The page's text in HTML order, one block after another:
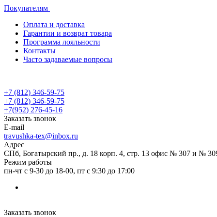
Покупателям
Оплата и доставка
Гарантии и возврат товара
Программа лояльности
Контакты
Часто задаваемые вопросы
+7 (812) 346-59-75
+7 (812) 346-59-75
+7(952) 276-45-16
Заказать звонок
E-mail
travushka-tex@inbox.ru
Адрес
СПб, Богатырский пр., д. 18 корп. 4, стр. 13 офис № 307 и №
Режим работы
пн-чт с 9-30 до 18-00, пт с 9:30 до 17:00
Заказать звонок